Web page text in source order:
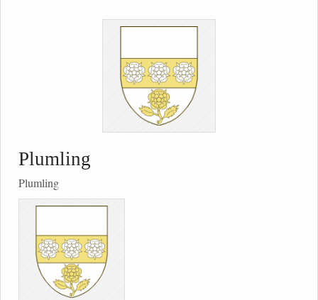
Plumling
Plumling